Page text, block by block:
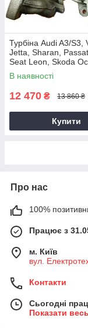
Турбіна Audi A3/S3,
Jetta, Sharan,
Seat Leon, Skoda
Superb 2.0 TDI, CKRA
В наявності
12 470 ₴ 13 860 ₴
Купити
Про нас
100%
Працює з
м. Київ
вул.
Контакти
Сьогодні
Показати